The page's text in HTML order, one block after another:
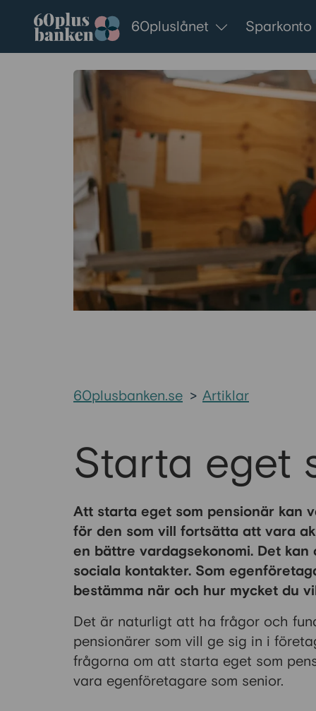
Gå till innehållet
60pluslånet Sparkonto
60plusbanken.se > Artiklar
Starta eget
Att starta eget som pensionär kan
för den som vill fortsätta att vara
en bättre vardagsekonomi. Det
sociala kontakter. Som
bestämma när och hur mycket du
Det är naturligt att ha frågor och
pensionärer som vill ge sig in i
frågorna om att starta eget som
vara egenföretagare som senior.